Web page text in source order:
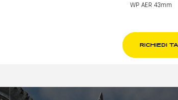
WP AER 43mm
RICHIEDI